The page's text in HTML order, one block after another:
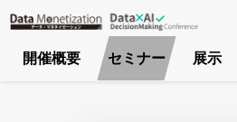
開催概要
セミナー 展示